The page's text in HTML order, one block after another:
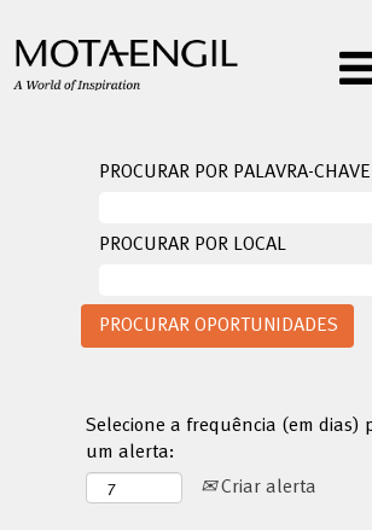
PROCURAR POR PALAVRA-CHAVE
PROCURAR POR LOCAL
Selecione a frequência (em dias)
um alerta:
Criar alerta